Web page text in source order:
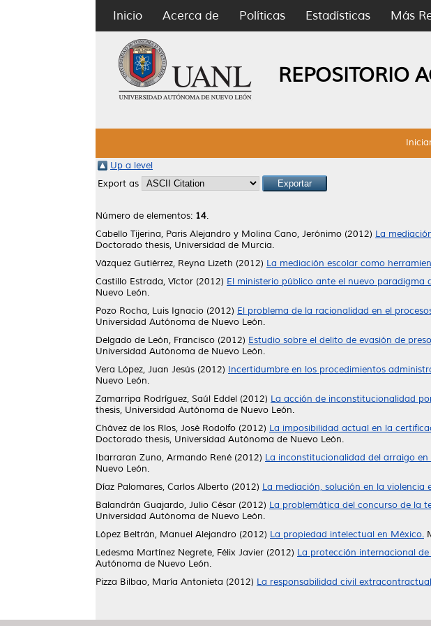
Inicio Acerca de Políticas Estadísticas Más
REPOSITORIO
Up a level
Export as
Número de elementos: 14.
Cabello Tijerina, Paris Alejandro y Molina Cano, Jerónimo (2012) La
Doctorado thesis, Universidad de Murcia.
Vázquez Gutiérrez, Reyna Lizeth (2012) La mediación escolar como
Castillo Estrada, Víctor (2012) El ministerio público ante el nuevo paradigma
Nuevo León.
Pozo Rocha, Luis Ignacio (2012) El problema de la racionalidad en el
Universidad Autónoma de Nuevo León.
Delgado de León, Francisco (2012) Estudio sobre el delito de evasión de
Universidad Autónoma de Nuevo León.
Vera López, Juan Jesús (2012) Incertidumbre en los procedimientos
Nuevo León.
Zamarripa Rodríguez, Saúl Eddel (2012) La acción de inconstitucionalidad
thesis, Universidad Autónoma de Nuevo León.
Chávez de los Ríos, José Rodolfo (2012) La imposibilidad actual en la
Doctorado thesis, Universidad Autónoma de Nuevo León.
Ibarraran Zuno, Armando René (2012) La inconstitucionalidad del arraigo
Nuevo León.
Díaz Palomares, Carlos Alberto (2012) La mediación, solución en la violencia
Balandrán Guajardo, Julio César (2012) La problemática del concurso de la
Universidad Autónoma de Nuevo León.
López Beltrán, Manuel Alejandro (2012) La propiedad intelectual en México.
Ledesma Martínez Negrete, Félix Javier (2012) La protección internacional
Autónoma de Nuevo León.
Pizza Bilbao, María Antonieta (2012) La responsabilidad civil